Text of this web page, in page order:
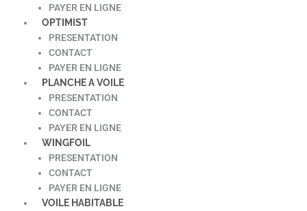
PAYER EN LIGNE
OPTIMIST
PRESENTATION
CONTACT
PAYER EN LIGNE
PLANCHE A VOILE
PRESENTATION
CONTACT
PAYER EN LIGNE
WINGFOIL
PRESENTATION
CONTACT
PAYER EN LIGNE
VOILE HABITABLE